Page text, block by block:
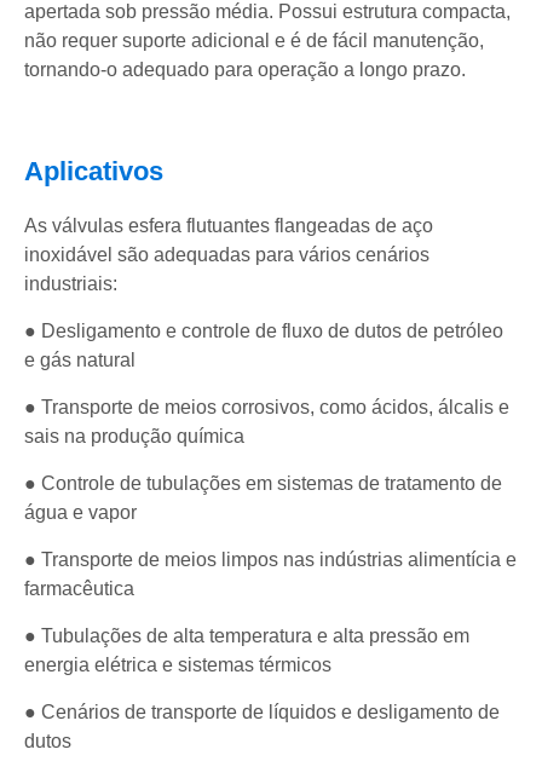
apertada sob pressão média. Possui estrutura compacta,
não requer suporte adicional e é de fácil manutenção,
tornando-o adequado para operação a longo prazo.
Aplicativos
As válvulas esfera flutuantes flangeadas de aço
inoxidável são adequadas para vários cenários
industriais:
● Desligamento e controle de fluxo de dutos de petróleo
e gás natural
● Transporte de meios corrosivos, como ácidos, álcalis e
sais na produção química
● Controle de tubulações em sistemas de tratamento de
água e vapor
● Transporte de meios limpos nas indústrias alimentícia e
farmacêutica
● Tubulações de alta temperatura e alta pressão em
energia elétrica e sistemas térmicos
● Cenários de transporte de líquidos e desligamento de
dutos